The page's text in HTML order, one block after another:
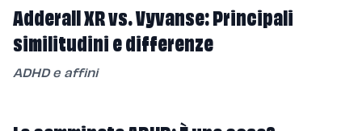
Adderall XR vs. Vyvanse: Principali
similitudini e differenze
ADHD e affini